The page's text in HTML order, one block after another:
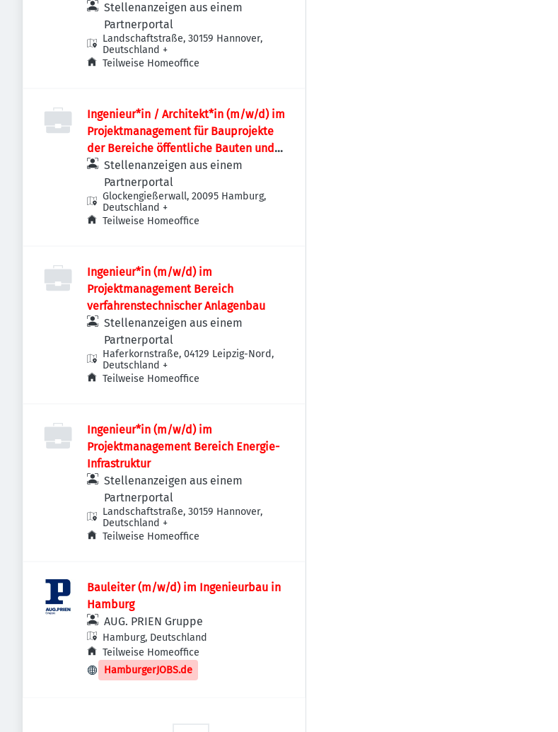
Stellenanzeigen aus einem
Partnerportal
Landschaftstraße, 30159 Hannover,
Deutschland +
Teilweise Homeoffice
Ingenieur*in / Architekt*in (m/w/d) im
Projektmanagement für Bauprojekte
der Bereiche öffentliche Bauten und
Industriebauten / Infrastruktur
Stellenanzeigen aus einem
Partnerportal
Glockengießerwall, 20095 Hamburg,
Deutschland +
Teilweise Homeoffice
Ingenieur*in (m/w/d) im
Projektmanagement Bereich
verfahrenstechnischer Anlagenbau
Stellenanzeigen aus einem
Partnerportal
Haferkornstraße, 04129 Leipzig-Nord,
Deutschland +
Teilweise Homeoffice
Ingenieur*in (m/w/d) im
Projektmanagement Bereich Energie-
Infrastruktur
Stellenanzeigen aus einem
Partnerportal
Landschaftstraße, 30159 Hannover,
Deutschland +
Teilweise Homeoffice
Bauleiter (m/w/d) im Ingenieurbau in
Hamburg
AUG. PRIEN Gruppe
Hamburg, Deutschland
Teilweise Homeoffice
HamburgerJOBS.de